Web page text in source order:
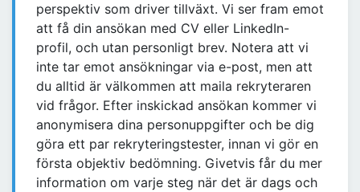
perspektiv som driver tillväxt. Vi ser fram emot
att få din ansökan med CV eller LinkedIn-
profil, och utan personligt brev. Notera att vi
inte tar emot ansökningar via e-post, men att
du alltid är välkommen att maila rekryteraren
vid frågor. Efter inskickad ansökan kommer vi
anonymisera dina personuppgifter och be dig
göra ett par rekryteringstester, innan vi gör en
första objektiv bedömning. Givetvis får du mer
information om varje steg när det är dags och